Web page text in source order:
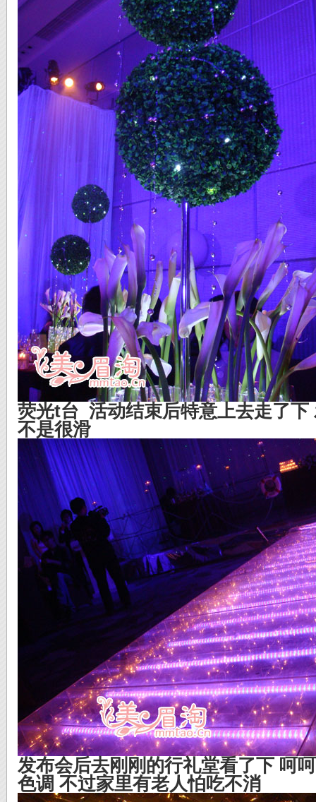
荧光t台 活动结束后特意上去走了下
不是很滑
发布会后去刚刚的行礼堂看了下 呵
色调 不过家里有老人怕吃不消